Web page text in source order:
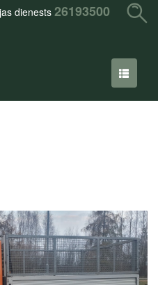
dienests 26193500